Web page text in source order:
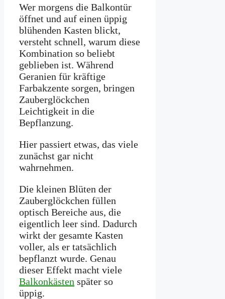
Wer morgens die Balkontür
öffnet und auf einen üppig
blühenden Kasten blickt,
versteht schnell, warum diese
Kombination so beliebt
geblieben ist. Während
Geranien für kräftige
Farbakzente sorgen, bringen
Zauberglöckchen
Leichtigkeit in die
Bepflanzung.
Hier passiert etwas, das viele
zunächst gar nicht
wahrnehmen.
Die kleinen Blüten der
Zauberglöckchen füllen
optisch Bereiche aus, die
eigentlich leer sind. Dadurch
wirkt der gesamte Kasten
voller, als er tatsächlich
bepflanzt wurde. Genau
dieser Effekt macht viele
Balkonkästen später so
üppig.